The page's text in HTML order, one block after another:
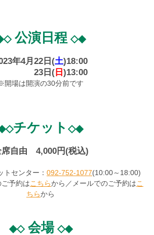
公演日程 ◇◆
年4月22日(土)18:00
23日(日)13:00
開場は開演の30分前です
チケット ◇◆
席自由 4,000円(税込)
トセンター： 092-752-1077(10:00～18:00)
予約はこちらから／メールでのご予約はこ
ちらから
◆◇会場◇◆